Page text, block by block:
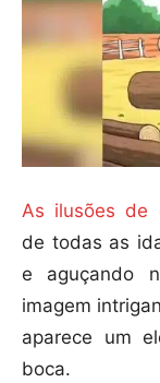
As ilusões de
de todas as
e aguçando
imagem
aparece um
boca.